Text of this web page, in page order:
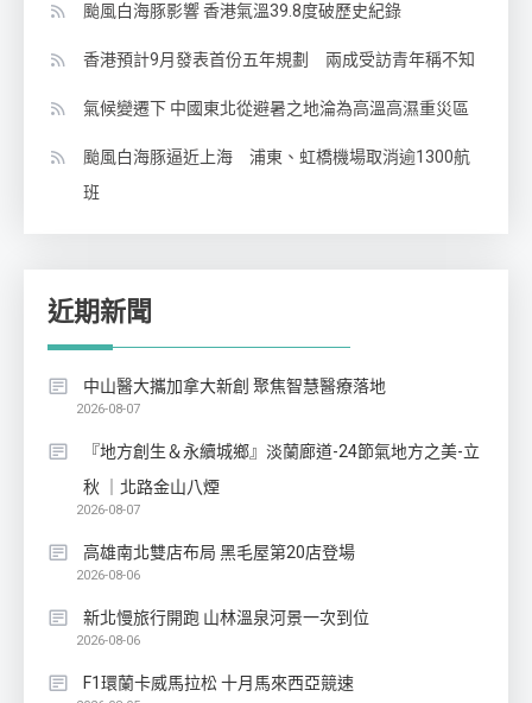
颱風白海豚影響 香港氣溫39.8度破歷史紀錄
香港預計9月發表首份五年規劃 兩成受訪青年稱不知
氣候變遷下 中國東北從避暑之地淪為高溫高濕重災區
颱風白海豚逼近上海 浦東、虹橋機場取消逾1300航
班
近期新聞
中山醫大攜加拿大新創 聚焦智慧醫療落地
2026-08-07
『地方創生＆永續城鄉』淡蘭廊道-24節氣地方之美-立
秋 ｜北路金山八煙
2026-08-07
高雄南北雙店布局 黑毛屋第20店登場
2026-08-06
新北慢旅行開跑 山林溫泉河景一次到位
2026-08-06
F1環蘭卡威馬拉松 十月馬來西亞競速